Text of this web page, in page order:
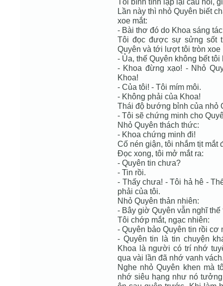
Lần này thì nhỏ Quyên biết
xoe mắt:
- Bài thơ đó do Khoa sáng
Tôi đọc được sự sửng sốt
Quyên và tới lượt tôi tròn xoe
- Ủa, thế Quyên không bết
- Khoa đừng xạo! - Nhỏ
Khoa!
- Của tôi! - Tôi mím môi.
- Không phải của Khoa!
Thái độ bướng bỉnh của nhỏ
- Tôi sẽ chứng minh cho
Nhỏ Quyên thách thức:
- Khoa chứng minh đi!
Cố nén giận, tôi nhắm tịt mắt
Đọc xong, tôi mở mắt ra:
- Quyên tin chưa?
- Tin rồi.
- Thấy chưa! - Tôi hả hê -
phải của tôi.
Nhỏ Quyên thản nhiên:
- Bây giờ Quyên vẫn nghĩ thế
Tôi chớp mắt, ngạc nhiên:
- Quyên bảo Quyên tin rồi cơ
- Quyên tin là tin chuyện
Khoa là người có trí nhớ
qua vài lần đã nhớ vanh
Nghe nhỏ Quyên khen mà
nhớ siêu hạng như nó